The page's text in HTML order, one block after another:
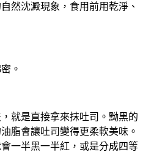
然沈澱現象，食用前用乾淨、
。
就是直接拿來抹吐司。黝黑的
脂會讓吐司變得更柔軟美味。
一半黑一半紅，或是分成四等